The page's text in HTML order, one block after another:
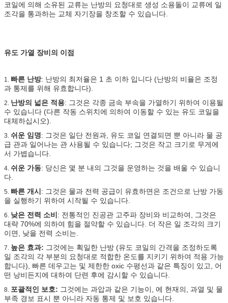
코일에 의해 소유된 교류는 난방의 요청대로 생성 소용돌이 교류에 일
조각을 통과하는 교체 자기장을 창조할 수 있습니다.
유도 가열 장비의 이점
1. 빠른 난방: 난방의 최저율은 1 초 이하 입니다 (난방의 비율은 조정
과 통제를 위해 유효합니다).
2. 난방의 넓은 적용: 그것은 각종 금속 부속을 가열하기 위하여 이용될
수 있습니다 (다른 작동 스위치에 의하여 이동할 수 있는 유도 코일을
대체하십시오).
3. 쉬운 임명: 그것은 일단 전원과, 유도 코일 연결되면 뿐 아니라 물 공
급 관과 일어나는 관 사용될 수 있습니다; 그것은 작고 크기로 무게에
서 가볍습니다.
4. 쉬운 가동: 당신은 몇 분 내의 그것을 운영하는 것을 배울 수 있습니
다.
5. 빠른 개시 : 그것은 물과 전력 공급이 유효하면은 조건으로 난방 가동
을 실행하기 위하여 시작될 수 있습니다.
6. 낮은 전력 소비 : 전통적인 진공관 고주파 장비와 비교하여, 그것은
대략 70%에 의하여 힘을 절약할 수 있습니다. 더 작은 일 조각의 크기
이면, 낮을 전력 소비는.
7. 높은 효과: 그것에는 획일한 난방 (유도 코일의 간격을 조정하도록
일 조각의 각 부분의 요청대로 적합한 온도를 지키기 위하여 적용 가능
합니다), 빠른 데우고는 및 제한한 oxic 수평선과 같은 특징이 있고, 어
떤 낭비든지에 대하여 단련 후에 감시할 수 있습니다.
8. 포괄적인 보호: 그것에는 과압과 같은 기능이, 에 현재의, 과열 및 물
부족 경보 표시 뿐 아니라 자동 통제 및 보호 있습니다.